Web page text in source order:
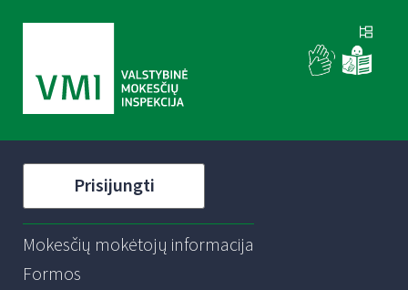
Prisijungti
Mokesčių mokėtojų informacija
Formos